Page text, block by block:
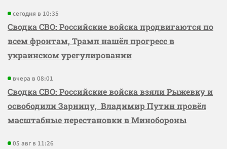
сегодня в 10:35
Сводка СВО: Российские войска продвигаются по
всем фронтам, Трамп нашёл прогресс в
украинском урегулировании
вчера в 08:01
Сводка СВО: Российские войска взяли Рыжевку и
освободили Зарницу, Владимир Путин провёл
масштабные перестановки в Минобороны
05 авг в 11:26